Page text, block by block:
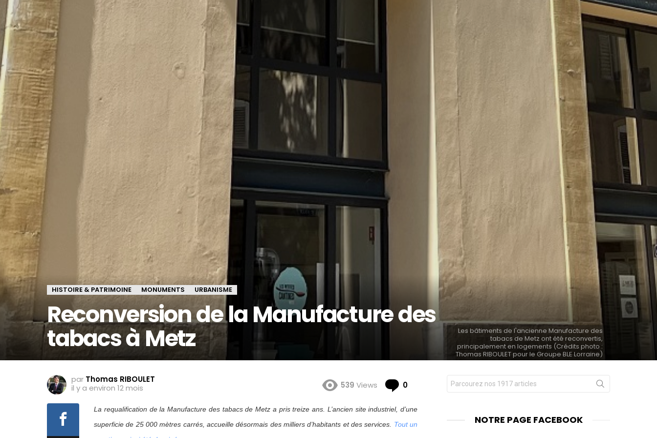
HISTOIRE & PATRIMOINE MONUMENTS URBANISME
Reconversion de la Manufacture des
tabacs à Metz
Les bâtiments de l'ancienne Manufacture des
tabacs de Metz ont été reconvertis,
principalement en logements (Crédits photo :
Thomas RIBOULET pour le Groupe BLE Lorraine)
par Thomas RIBOULET
il y a environ 12 mois
539 Views 0 Comments
La requalification de la Manufacture des tabacs de Metz a pris treize ans. L’ancien site industriel, d’une
superficie de 25 000 mètres carrés, accueille désormais des milliers d’habitants et des services. Tout un
Chercher
pour
NOTRE PAGE FACEBOOK